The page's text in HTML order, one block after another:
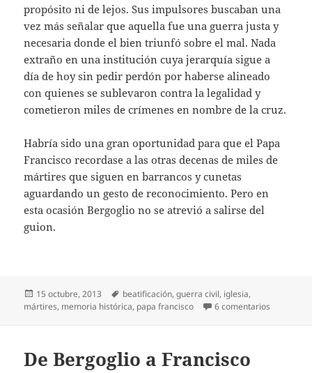
propósito ni de lejos. Sus impulsores buscaban una
vez más señalar que aquella fue una guerra justa y
necesaria donde el bien triunfó sobre el mal. Nada
extraño en una institución cuya jerarquía sigue a
día de hoy sin pedir perdón por haberse alineado
con quienes se sublevaron contra la legalidad y
cometieron miles de crímenes en nombre de la cruz.
Habría sido una gran oportunidad para que el Papa
Francisco recordase a las otras decenas de miles de
mártires que siguen en barrancos y cunetas
aguardando un gesto de reconocimiento. Pero en
esta ocasión Bergoglio no se atrevió a salirse del
guion.
Publicado
el
15 octubre, 2013 Etiquetas
beatificación,guerra civil, iglesia,
mártires, memoria histórica, papa francisco 6 comentarios
De Bergoglio a Francisco